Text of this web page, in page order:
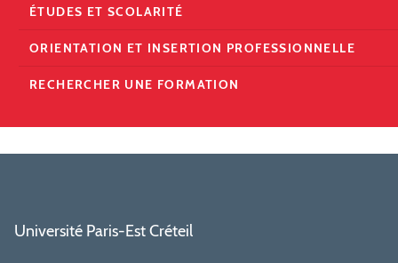
ÉTUDES ET SCOLARITÉ
ORIENTATION ET INSERTION PROFESSIONNELLE
RECHERCHER UNE FORMATION
Université Paris-Est Créteil